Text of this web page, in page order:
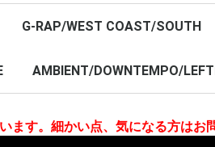
G-RAP/WEST COAST/SOUTH
AMBIENT/DOWNTEMPO/
す。細かい点、気になる方はお